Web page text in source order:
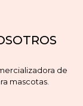
de
mascotas.